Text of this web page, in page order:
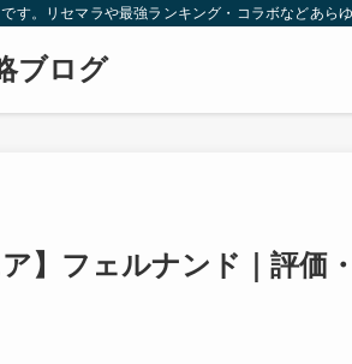
す。リセマラや最強ランキング・コラボなどあら
ブログ
ア】フェルナンド｜評価